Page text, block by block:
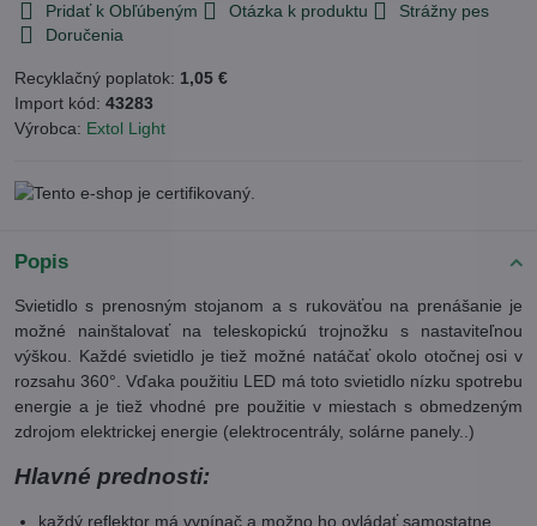
Pridať k Obľúbeným Otázka k produktu
Strážny pes
Doručenia
Recyklačný poplatok: 1,05 €
Import kód: 43283
Výrobca: Extol Light
Popis
Svietidlo s prenosným stojanom a s rukoväťou na prenášanie je
možné nainštalovať na teleskopickú trojnožku s nastaviteľnou
výškou. Každé svietidlo je tiež možné natáčať okolo otočnej osi v
rozsahu 360°. Vďaka použitiu LED má toto svietidlo nízku spotrebu
energie a je tiež vhodné pre použitie v miestach s obmedzeným
zdrojom elektrickej energie (elektrocentrály, solárne panely..)
Hlavné prednosti:
každý reflektor má vypínač a možno ho ovládať samostatne